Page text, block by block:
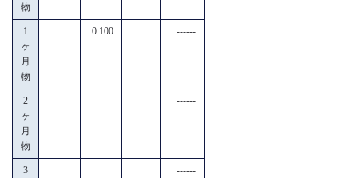
物
1
ヶ
月
物
0.100 ------
2
ヶ
月
物
------
3
------